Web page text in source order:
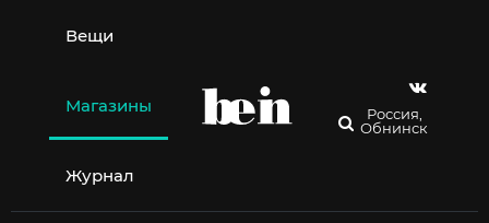
содержимому
Вещи
Магазины
Журнал
Россия,
Обнинск